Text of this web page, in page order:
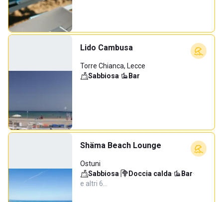
Lido Cambusa
Torre Chianca, Lecce
Sabbiosa· Bar
Shäma Beach Lounge
Ostuni
Sabbiosa· Doccia calda· Bar·
e altri 6…